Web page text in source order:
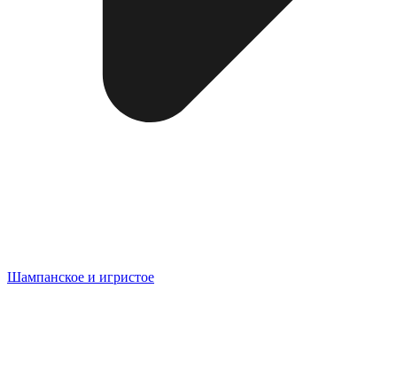
Шампанское и игристое